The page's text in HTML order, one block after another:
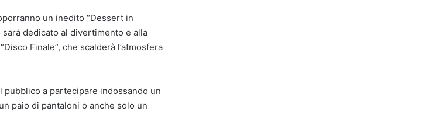
un inedito “Dessert in
dedicato al divertimento e alla
Finale”, che scalderà l’atmosfera
pubblico a partecipare indossando un
paio di pantaloni o anche solo un